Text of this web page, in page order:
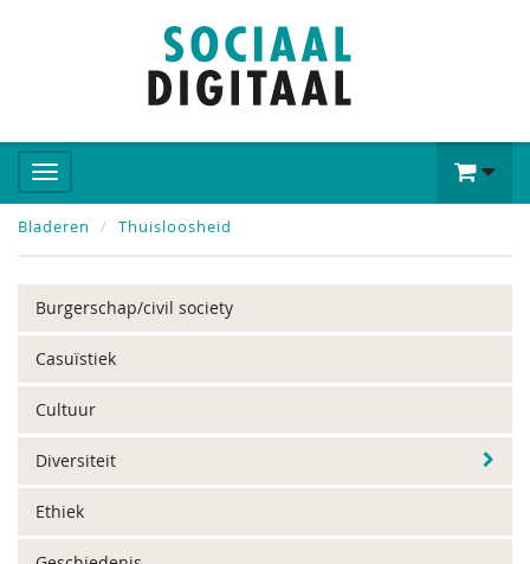
Bladeren Thuisloosheid
Burgerschap/civil society
Casuïstiek
Cultuur
Diversiteit
Ethiek